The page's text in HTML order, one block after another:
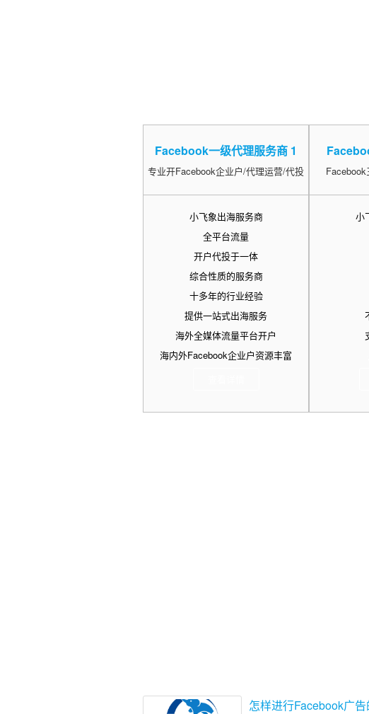
Facebook一级代理服务商 1
专业开Facebook企业户/代理运营/代投
小飞象出海服务商
全平台流量
开户代投于一体
综合性质的服务商
十多年的行业经验
提供一站式出海服务
海外全媒体流量平台开户
海内外Facebook企业户资源丰富
小
怎样进行Facebook广